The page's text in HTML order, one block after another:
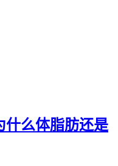
什么体脂肪还是